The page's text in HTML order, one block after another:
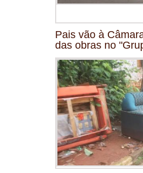
Pais vão à
das obras no